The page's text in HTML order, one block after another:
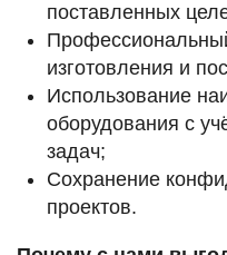
поставленных
изготовления и
Использование
оборудования с
задач;
Сохранение
проектов.